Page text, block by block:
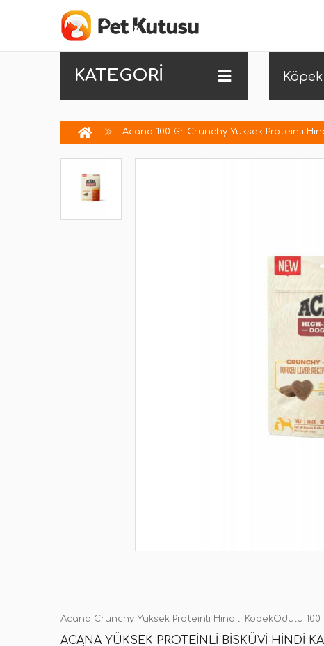
KATEGORİ Köpek
Acana 100 Gr Crunchy Yüksek Proteinli
Acana Crunchy Yüksek Proteinli Hindili KöpekÖdülü 100
ACANA YÜKSEK PROTEINLI BISKÜVI HINDI